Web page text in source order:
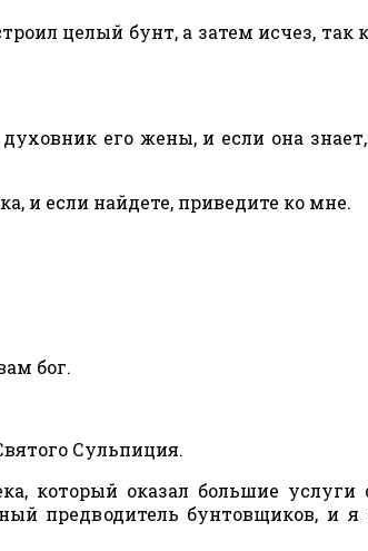
целый бунт, а затем исчез, так
его жены, и если она
и если найдете, приведите ко мне.
бог.
Сульпиция.
который оказал большие услуги
предводитель бунтовщиков, и